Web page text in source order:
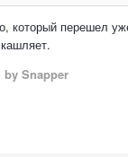
который перешел
by Snapper